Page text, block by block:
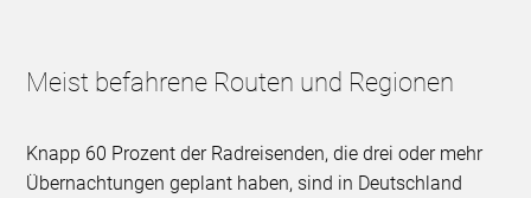
Meist befahrene Routen und Regionen
Knapp 60 Prozent der Radreisenden, die drei oder mehr
Übernachtungen geplant haben, sind in Deutschland